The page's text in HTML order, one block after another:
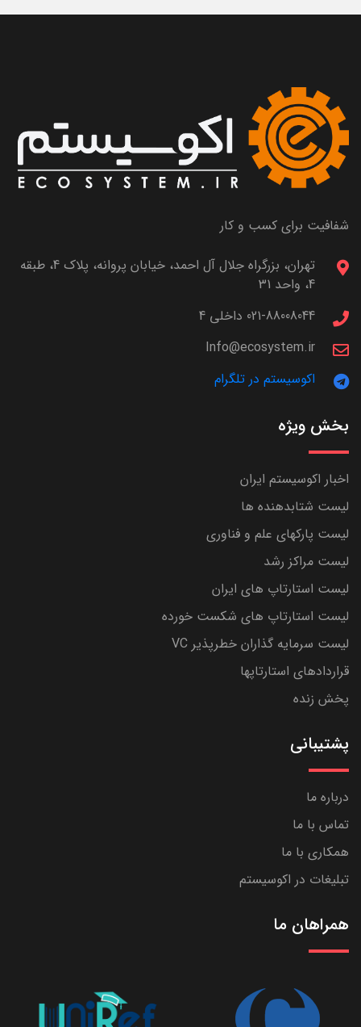
شفافیت برای کسب و کار
تهران، بزرگراه جلال آل احمد، خیابان پروانه، پلاک 4، طبقه
4، واحد 31
021-88008044 داخلی 4
Info@ecosystem.ir
اکوسیستم در تلگرام
بخش ویژه
اخبار اکوسیستم ایران
لیست شتابدهنده ها
لیست پارکهای علم و فناوری
لیست مراکز رشد
لیست استارتاپ های ایران
لیست استارتاپ های شکست خورده
لیست سرمایه گذاران خطرپذیر VC
قراردادهای استارتاپها
پخش زنده
پشتیبانی
درباره ما
تماس با ما
همکاری با ما
تبلیغات در اکوسیستم
همراهان ما